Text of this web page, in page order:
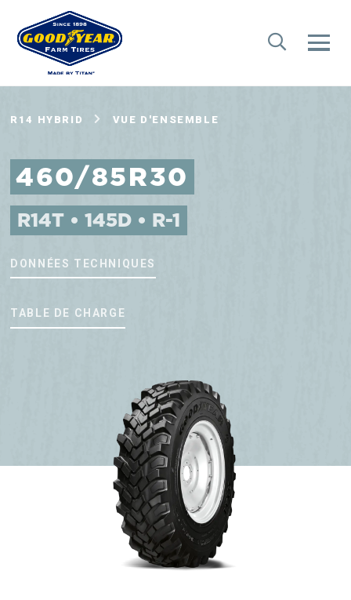
R14 HYBRID VUE D'ENSEMBLE
460/85R30
R14T • 145D • R-1
DONNÉES TECHNIQUES
TABLE DE CHARGE